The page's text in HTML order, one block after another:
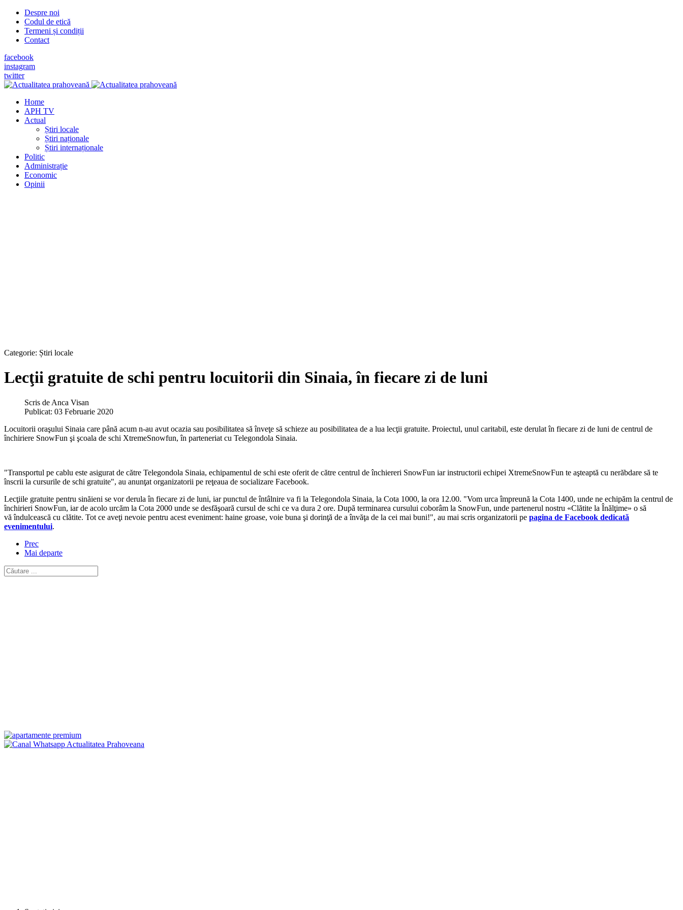
Despre noi
Codul de etică
Termeni și condiții
Contact
facebook
instagram
twitter
Home
APH TV
Actual
Știri locale
Știri naționale
Știri internaționale
Politic
Administrație
Economic
Opinii
Categorie: Știri locale
Lecţii gratuite de schi pentru locuitorii din Sinaia, în fiecare zi de luni
Scris de Anca Visan
Publicat: 03 Februarie 2020
Locuitorii oraşului Sinaia care până acum n-au avut ocazia sau posibilitatea să înveţe să schieze au posibilitatea de a lua lecţii gratuite. Proiectul, unul caritabil, este derulat în fiecare zi de luni de centrul de
închiriere SnowFun şi şcoala de schi XtremeSnowfun, în parteneriat cu Telegondola Sinaia.
"Transportul pe cablu este asigurat de către Telegondola Sinaia, echipamentul de schi este oferit de către centrul de închiereri SnowFun iar instructorii echipei XtremeSnowFun te aşteaptă cu nerăbdare să te
înscrii la cursurile de schi gratuite", au anunţat organizatorii pe reţeaua de socializare Facebook.
Lecţiile gratuite pentru sinăieni se vor derula în fiecare zi de luni, iar punctul de întâlnire va fi la Telegondola Sinaia, la Cota 1000, la ora 12.00. "Vom urca împreună la Cota 1400, unde ne echipăm la centrul de
închirieri SnowFun, iar de acolo urcăm la Cota 2000 unde se desfăşoară cursul de schi ce va dura 2 ore. După terminarea cursului coborâm la SnowFun, unde partenerul nostru «Clătite la Înălţime» o să
vă îndulcească cu clătite. Tot ce aveţi nevoie pentru acest eveniment: haine groase, voie buna şi dorinţă de a învăţa de la cei mai buni!", au mai scris organizatorii pe pagina de Facebook dedicată
evenimentului.
Prec
Mai departe